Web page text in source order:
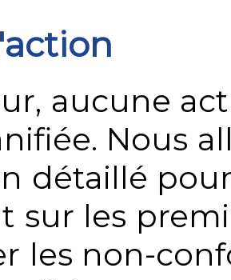
aucune
Nous
détaillé
sur les
les non-